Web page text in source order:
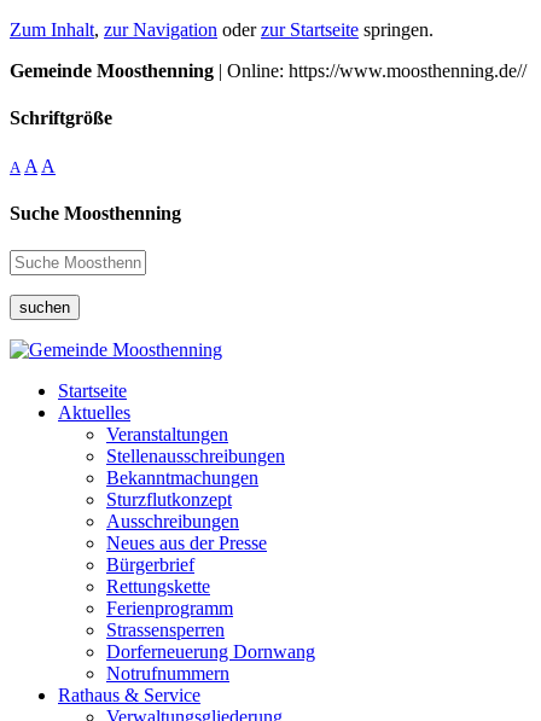
Zum Inhalt, zur Navigation oderzur Startseite springen.
Gemeinde Moosthenning | Online: https://www.moosthenning.de//
Schriftgröße
A A A
Suche Moosthenning
suchen
Startseite
Aktuelles
Veranstaltungen
Stellenausschreibungen
Bekanntmachungen
Sturzflutkonzept
Ausschreibungen
Neues aus der Presse
Bürgerbrief
Rettungskette
Ferienprogramm
Strassensperren
Dorferneuerung Dornwang
Notrufnummern
Rathaus & Service
Verwaltungsgliederung